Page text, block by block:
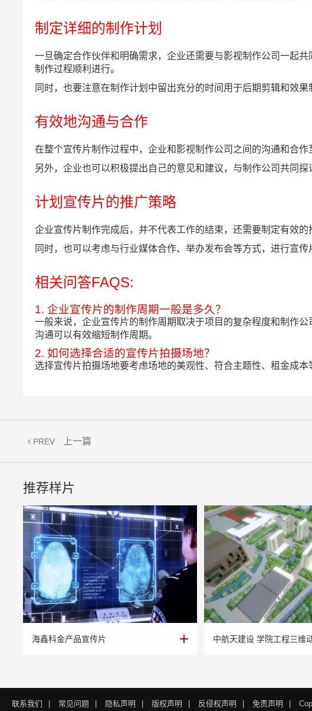
制定详细的制作计划
一旦确定合作伙伴和明确需求，企业还需要与影视制作公司一起
制作过程顺利进行。
同时，也要注意在制作计划中留出充分的时间用于后期剪辑和效
有效地沟通与合作
在整个宣传片制作过程中，企业和影视制作公司之间的沟通和合
另外，企业也可以积极提出自己的意见和建议，与制作公司共同探
计划宣传片的推广策略
企业宣传片制作完成后，并不代表工作的结束，还需要制定有效
同时，也可以考虑与行业媒体合作、举办发布会等方式，进行宣传
相关问答FAQS:
1. 企业宣传片的制作周期一般是多久？
一般来说，企业宣传片的制作周期取决于项目的复杂程度和制作
沟通可以有效缩短制作周期。
2. 如何选择合适的宣传片拍摄场地？
选择宣传片拍摄场地要考虑场地的美观性、符合主题性、租金成
PREV 上一篇
推荐样片
海鑫科金产品宣传片
海鑫科金产品宣传片 中航天建设 学院工程三维
中航天建设 学院工程三维
联系我们 常见问题 隐私声明 版权声明 反侵权声明 免责声明